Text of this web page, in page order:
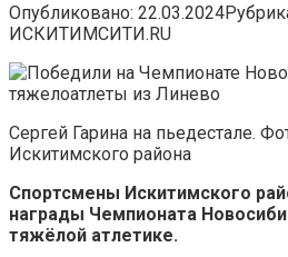
Опубликовано: 22.03.2024
ИСКИТИМСИТИ.RU
Сергей Гарина на пьедестале.
Искитимского района
Спортсмены Искитимского
награды Чемпионата
тяжёлой атлетике.